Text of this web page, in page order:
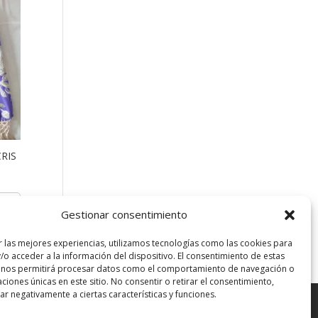
Gestionar consentimiento
las mejores experiencias, utilizamos tecnologías como las cookies para
o acceder a la información del dispositivo. El consentimiento de estas
permitirá procesar datos como el comportamiento de navegación o
únicas en este sitio. No consentir o retirar el consentimiento,
negativamente a ciertas características y funciones.
Aviso Legal